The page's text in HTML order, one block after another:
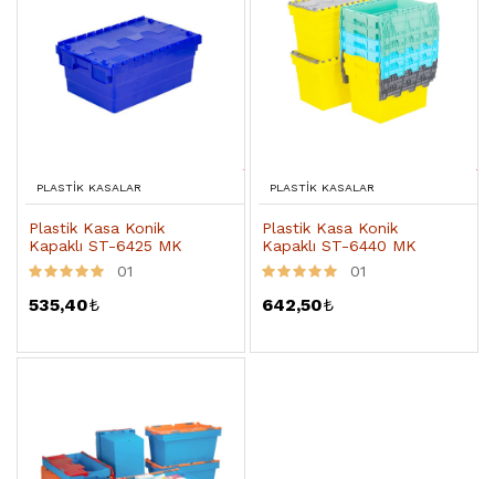
PLASTIK KASALAR
Plastik Kasa Konik
Kapaklı ST-6425 MK
01
535,40₺
PLASTIK KASALAR
Plastik Kasa Konik
Kapaklı ST-6440 MK
01
642,50₺